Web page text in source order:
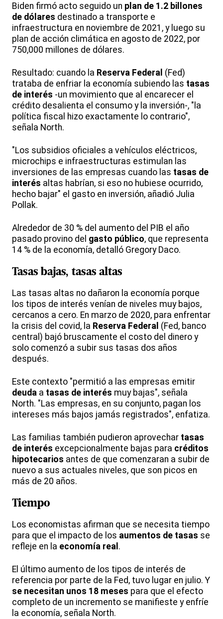
Biden firmó acto seguido un plan de 1.2 billones
de dólares destinado a transporte e
infraestructura en noviembre de 2021, y luego su
plan de acción climática en agosto de 2022, por
750,000 millones de dólares.
Resultado: cuando la Reserva Federal (Fed)
trataba de enfriar la economía subiendo las tasas
de interés -un movimiento que al encarecer el
crédito desalienta el consumo y la inversión-, "la
política fiscal hizo exactamente lo contrario",
señala North.
"Los subsidios oficiales a vehículos eléctricos,
microchips e infraestructuras estimulan las
inversiones de las empresas cuando las tasas de
interés altas habrían, si eso no hubiese ocurrido,
hecho bajar" el gasto en inversión, añadió Julia
Pollak.
Alrededor de 30 % del aumento del PIB el año
pasado provino del gasto público, que representa
14 % de la economía, detalló Gregory Daco.
Tasas bajas, tasas altas
Las tasas altas no dañaron la economía porque
los tipos de interés venían de niveles muy bajos,
cercanos a cero. En marzo de 2020, para enfrentar
la crisis del covid, la Reserva Federal (Fed, banco
central) bajó bruscamente el costo del dinero y
solo comenzó a subir sus tasas dos años
después.
Este contexto "permitió a las empresas emitir
deuda a tasas de interés muy bajas", señala
North. "Las empresas, en su conjunto, pagan los
intereses más bajos jamás registrados", enfatiza.
Las familias también pudieron aprovechar tasas
de interés excepcionalmente bajas para créditos
hipotecarios antes de que comenzaran a subir de
nuevo a sus actuales niveles, que son picos en
más de 20 años.
Tiempo
Los economistas afirman que se necesita tiempo
para que el impacto de los aumentos de tasas se
refleje en la economía real .
El último aumento de los tipos de interés de
referencia por parte de la Fed, tuvo lugar en julio. Y
se necesitan unos 18 meses para que el efecto
completo de un incremento se manifieste y enfríe
la economía, señala North.